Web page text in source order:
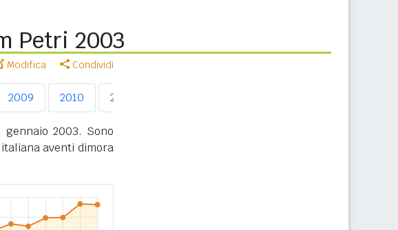
Petri 2003
Modifica Condividi
2009 2010 2011
gennaio 2003. Sono
aventi dimora